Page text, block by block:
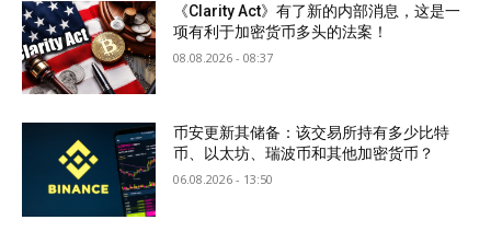
《Clarity Act》有了新的内部消息，这是一
项有利于加密货币多头的法案！
08.08.2026 - 08:37
币安更新其储备：该交易所持有多少比特
币、以太坊、瑞波币和其他加密货币？
06.08.2026 - 13:50